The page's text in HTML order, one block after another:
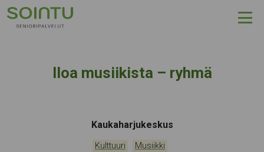
Hyppää sisältöön
Iloa musiikista – ryhmä
Tapahtumapaikka:
Kaukaharjukeskus
Kategoriat:
Kulttuuri Musiikki